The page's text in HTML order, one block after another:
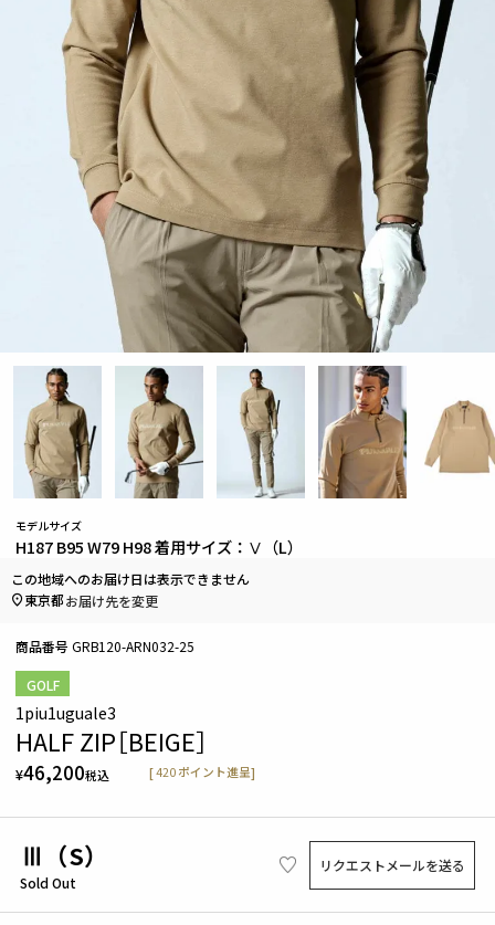
GOLF
モデルサイズ
H187 B95 W79 H98 着用サイズ：Ⅴ（L）
1piu1uguale3
HALF ZIP［BEIGE］
¥46,200税込 [420 ポイント進呈]
商品番号 GRB120-ARN032-25
Ⅲ（S）
Sold Out
リクエストメールを送る
この地域へのお届け日は表示できません
東京都お届け先を変更